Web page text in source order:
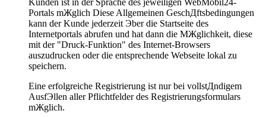
Kunden ist in der Sprache des jeweiligen WebMobil24-
Portals mЖglich Diese Allgemeinen GeschДftsbedingungen
kann der Kunde jederzeit Эber die Startseite des
Internetportals abrufen und hat dann die MЖglichkeit, diese
mit der "Druck-Funktion" des Internet-Browsers
auszudrucken oder die entsprechende Webseite lokal zu
speichern.
Eine erfolgreiche Registrierung ist nur bei vollstДndigem
AusfЭllen aller Pflichtfelder des Registrierungsformulars
mЖglich.